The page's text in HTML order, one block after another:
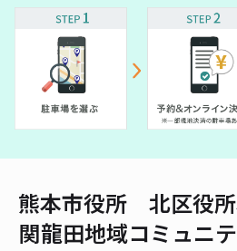
熊本市役所 北区役
関龍田地域コミュニ